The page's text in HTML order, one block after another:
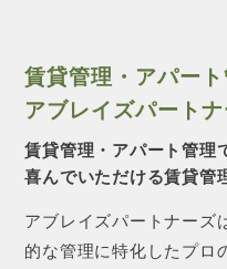
賃貸管理・アパー
アブレイズパート
賃貸管理・アパート管理
喜んでいただける賃貸管
アブレイズパートナーズ
的な管理に特化したプロ